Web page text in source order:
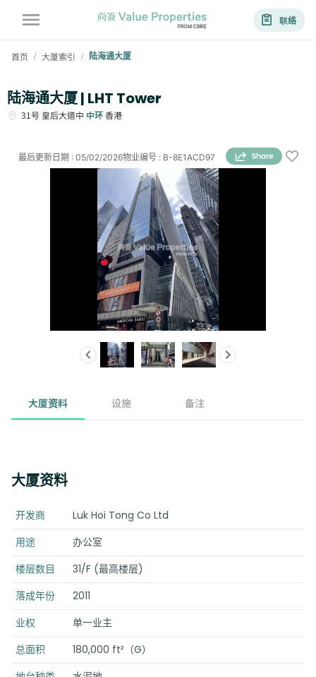
联络
首页 / 大厦索引 / 陆海通大厦
陆海通大厦 | LHT Tower
31号 皇后大道中 中环香港
物业编号 : B-8E1ACD97
最后更新日期 : 05/02/2026
大厦资料 设施 备注
大厦资料
开发商
Luk Hoi Tong Co Ltd
用途
办公室
楼层数目
31/F (最高楼层)
落成年份
2011
业权
单一业主
总面积
180,000 ft²（G）